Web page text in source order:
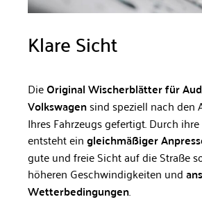
Klare Sicht
DieOriginal Wischerblätter für
Volkswagensind speziell nach den
Ihres Fahrzeugs gefertigt. Durch
entsteht eingleichmäßiger
gute und freie Sicht auf die Straße
höheren Geschwindigkeiten und
Wetterbedingungen.